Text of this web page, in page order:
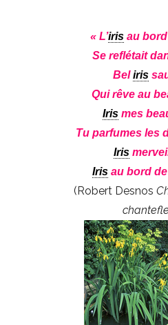
« L’irisau bord
Se reflétait
Beliris
Qui rêve au
Irismes
Tu parfumes les
Iris
Irisau bord de
(Robert Desnos